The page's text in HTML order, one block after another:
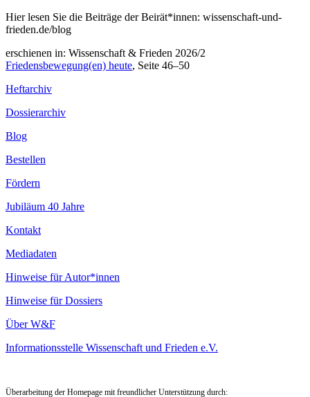
Hier lesen Sie die Beiträge der Beirät*innen: wissenschaft-und-
frieden.de/blog
erschienen in: Wissenschaft & Frieden 2026/2
Friedensbewegung(en) heute, Seite 46–50
Heftarchiv
Dossierarchiv
Blog
Bestellen
Fördern
Jubiläum 40 Jahre
Kontakt
Mediadaten
Hinweise für Autor*innen
Hinweise für Dossiers
Über W&F
Informationsstelle Wissenschaft und Frieden e.V.
Überarbeitung der Homepage mit freundlicher Unterstützung durch: